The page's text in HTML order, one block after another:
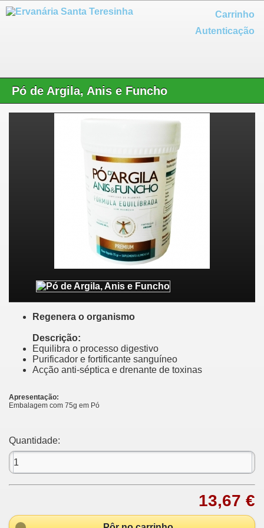
Carrinho
Autenticação
Pó de Argila, Anis e Funcho
Regenera o organismo
Descrição:
Equilibra o processo digestivo
Purificador e fortificante sanguíneo
Acção anti-séptica e drenante de toxinas
Apresentação:
Embalagem com 75g em Pó
Quantidade:
13,67 €